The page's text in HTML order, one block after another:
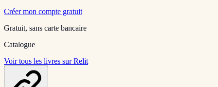
Créer mon compte gratuit
Gratuit, sans carte bancaire
Catalogue
Voir tous les livres sur Relit